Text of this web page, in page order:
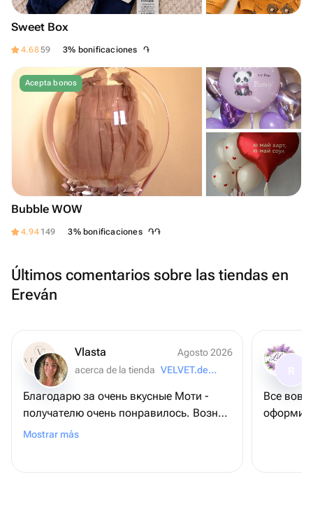
Sweet Box
4.6859 3% bonificaciones ֏
Acepta bonos
Bubble WOW
4.94 149 3% bonificaciones ֏֏
Últimos comentarios sobre las tiendas en
Ereván
Vlasta
Agosto 2026
acerca de la tienda
VELVET.desserts
Благодарю за очень вкусные Моти -
получателю очень понравилось. Возник
вопрос по изменению состава и
Mostrar más
Все
оформили